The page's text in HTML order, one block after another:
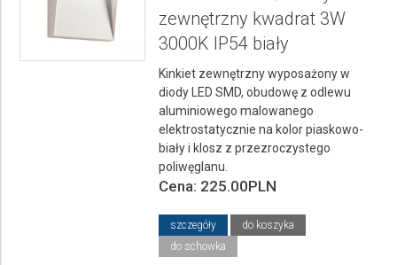
zewnętrzny kwadrat 3W
3000K IP54 biały
Kinkiet zewnętrzny wyposażony w
diody LED SMD, obudowę z odlewu
aluminiowego malowanego
elektrostatycznie na kolor piaskowo-
biały i klosz z przezroczystego
poliwęglanu.
Cena: 225.00PLN
szczegóły
do koszyka
do schowka